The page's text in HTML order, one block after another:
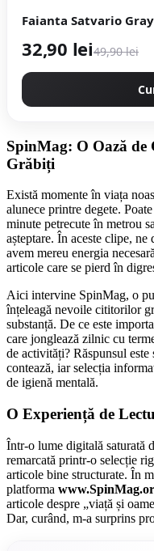
32,90 lei49,90 lei
SpinMag: O Oază
Grăbiți
Există momente în viața
alunece printre degete.
minute petrecute în metrou
așteptare. În aceste clipe,
avem mereu energia
articole care se pierd în
Aici intervine SpinMag, o
înțeleagă nevoile cititorilor
substanță. De ce este
care jonglează zilnic cu
de activități? Răspunsul
contează, iar selecția
de igienă mentală.
O Experiență de
Într-o lume digitală saturată
remarcată printr-o selecție
articole bine structurate. În
platforma
articole despre „viață și
Dar, curând, m-a surprins